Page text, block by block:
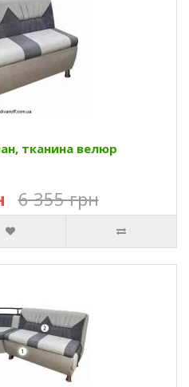
тканина велюр
6 355 грн